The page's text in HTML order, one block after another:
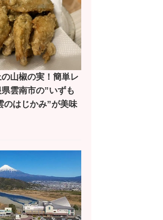
山椒の実！簡単レ
雲南市の”いずも
のはじかみ”が美味